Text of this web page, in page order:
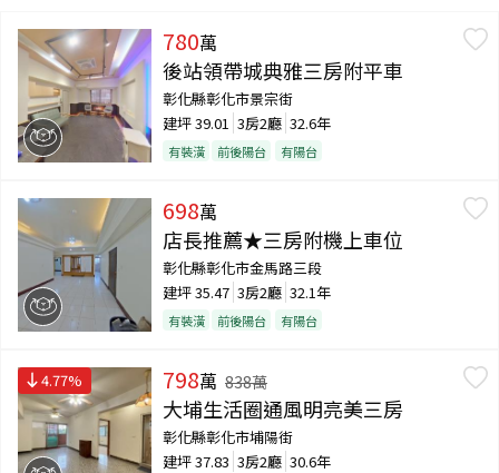
780萬
後站領帶城典雅三房附平車
彰化縣彰化市景宗街
建坪39.01 3房2廳 32.6年
有裝潢 前後陽台 有陽台
698萬
店長推薦★三房附機上車位
彰化縣彰化市金馬路三段
建坪35.47 3房2廳 32.1年
有裝潢 前後陽台 有陽台
4.77% 798萬 838萬
大埔生活圈通風明亮美三房
彰化縣彰化市埔陽街
建坪37.83 3房2廳 30.6年